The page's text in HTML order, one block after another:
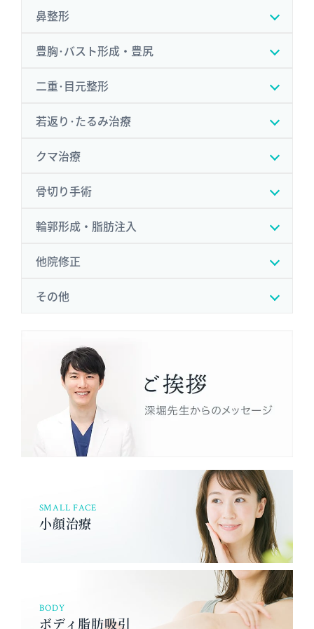
鼻整形
豊胸･バスト形成・豊尻
二重･目元整形
若返り･たるみ治療
クマ治療
骨切り手術
輪郭形成・脂肪注入
他院修正
その他
SMALL FACE
小顔治療
BODY
ボディ脂肪吸引